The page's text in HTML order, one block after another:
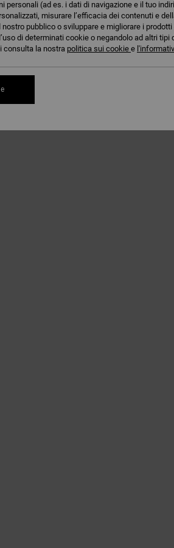
personali (ad es. i dati di navigazione e il tuo
misurare l’efficacia dei contenuti e
pubblico o sviluppare e migliorare i
di determinati cookie o negandolo ad altri
consulta la nostra politica sui cookie e